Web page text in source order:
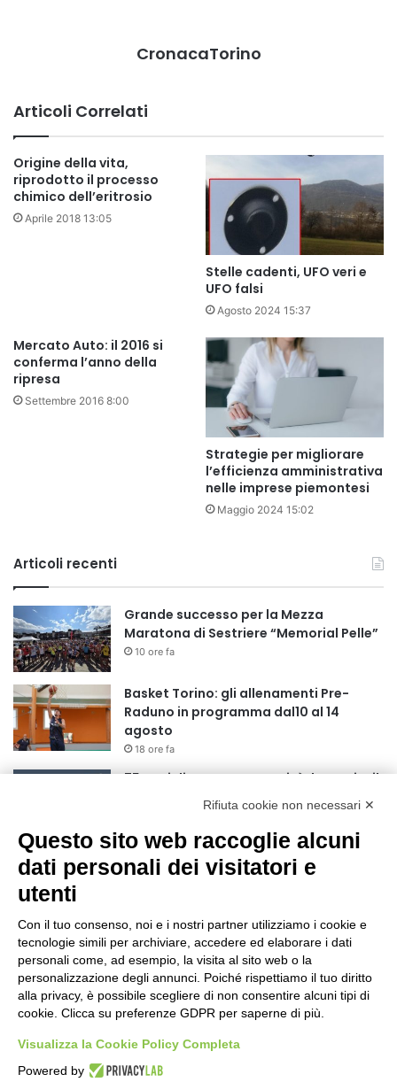
CronacaTorino
Articoli Correlati
Origine della vita,
riprodotto il processo
chimico dell’eritrosio
Aprile 2018 13:05
Stelle cadenti, UFO veri e
UFO falsi
Agosto 2024 15:37
Mercato Auto: il 2016 si
conferma l’anno della
ripresa
Settembre 2016 8:00
Strategie per migliorare
l’efficienza amministrativa
nelle imprese piemontesi
Maggio 2024 15:02
Articoli recenti
Grande successo per la Mezza
Maratona di Sestriere “Memorial Pelle”
10 ore fa
Basket Torino: gli allenamenti Pre-
Raduno in programma dal10 al 14
agosto
18 ore fa
75 anni di INFN. La comunità, la storia, il
futuro della ricerca in fisica
18 ore fa
Stop alla linea Torino-Bardonecchia
Grande partecipazione alla Festa della
Madonna della Neve al Rifugio Ciao
Pais
1 giorno fa
nuovo Chief Creative Officer
2 giorni fa
Rifiuta cookie non necessari ✕
Questo sito web raccoglie alcuni
dati personali dei visitatori e
utenti
Con il tuo consenso, noi e i nostri partner utilizziamo i cookie e
tecnologie simili per archiviare, accedere ed elaborare i dati
personali come, ad esempio, la visita al sito web o la
personalizzazione degli annunci. Poiché rispettiamo il tuo diritto
alla privacy, è possibile scegliere di non consentire alcuni tipi di
cookie. Clicca su preferenze GDPR per saperne di più.
Visualizza la Cookie Policy Completa
Powered by